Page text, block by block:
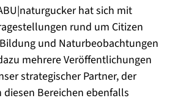
hat sich mit
rund um Citizen
und Naturbeobachtungen
mehrere Veröffentlichungen
strategischer Partner, der
diesen Bereichen ebenfalls